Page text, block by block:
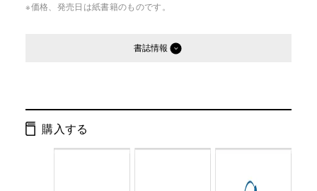
※価格、発売日は紙書籍のものです。
書誌情報
ページ数：
購入する